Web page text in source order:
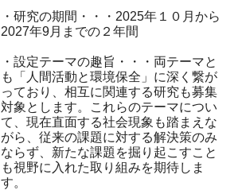
・研究の期間・・・2025年１０月から
2027年9月までの２年間
・設定テーマの趣旨・・・両テーマと
も「人間活動と環境保全」に深く繋が
っており、相互に関連する研究も募集
対象とします。これらのテーマについ
て、現在直面する社会現象も踏まえな
がら、従来の課題に対する解決策のみ
ならず、新たな課題を掘り起こすこと
も視野に入れた取り組みを期待しま
す。